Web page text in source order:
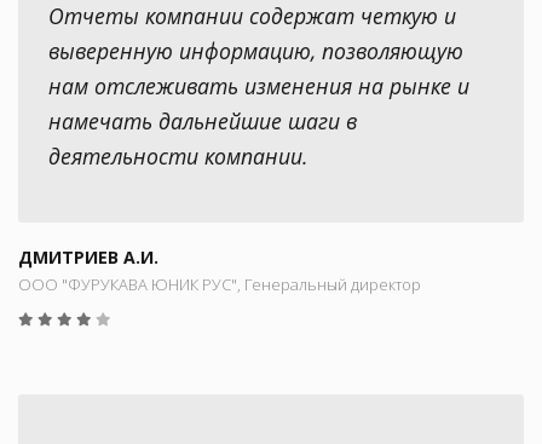
Отчеты компании содержат четкую и
выверенную информацию, позволяющую
нам отслеживать изменения на рынке и
намечать дальнейшие шаги в
деятельности компании.
ДМИТРИЕВ А.И.
ООО "ФУРУКАВА ЮНИК РУС", Генеральный директор